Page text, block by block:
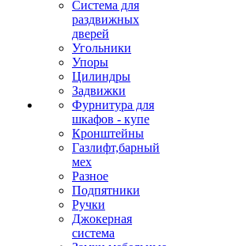
Система для
раздвижных
дверей
Угольники
Упоры
Цилиндры
Задвижки
Фурнитура для
шкафов - купе
Кронштейны
Газлифт,барный
мех
Разное
Подпятники
Ручки
Джокерная
система